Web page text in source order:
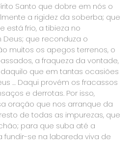
Santo que dobre em nós o
a rigidez da soberba; que
está frio, a tibieza no
que reconduza o
muitos os apegos terrenos, o
a fraqueza da vontade,
que em tantas ocasiões
… Daqui provém os fracassos
e derrotas. Por isso,
oração que nos arranque da
de todas as impurezas, que
para que suba até a
fundir-se na labareda viva de